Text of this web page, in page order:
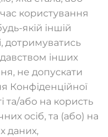
користування
якій іншій
дотримуватись
інших
не допускати
Конфіденційної
та/або на користь
осіб, та (або) на
даних,